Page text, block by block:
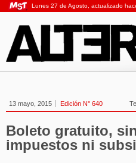
Lunes 27 de Agosto, actualizado
13 mayo, 2015 Edición N° 640
Boleto gratuito,
impuestos ni